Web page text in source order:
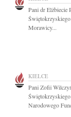
Pani dr Elżbiecie
Morawicy...
KIELCE
Pani Zofii
Narodowego